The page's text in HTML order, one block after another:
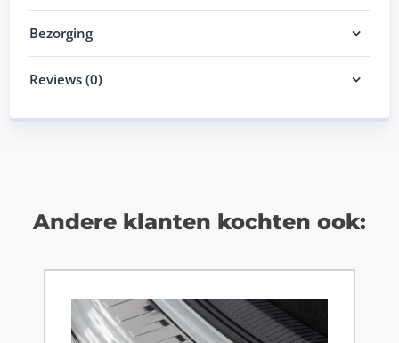
Bezorging
Reviews (0)
Andere klanten kochten ook: